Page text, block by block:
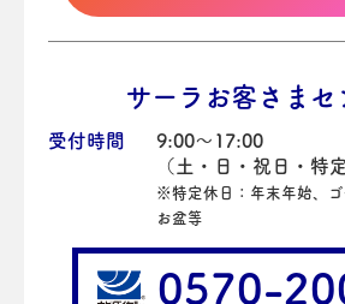
サーラお客さまセ
受付時間
9:00～17:00
（土・日・祝日・特
※特定休日：年末年始、ゴ
お盆等
0570-